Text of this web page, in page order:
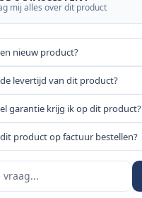
mij alles over dit product
nieuw product?
levertijd van dit product?
garantie krijg ik op dit product?
product op factuur bestellen?